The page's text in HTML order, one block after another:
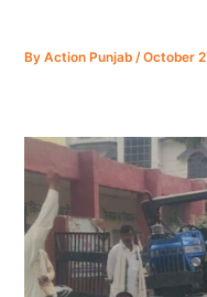
ByAction Punjab/October